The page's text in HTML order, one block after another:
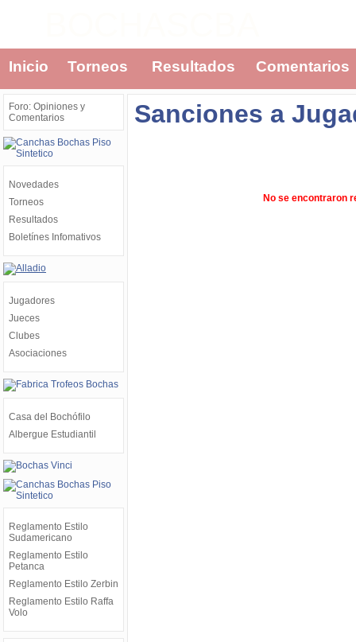
Inicio Torneos Resultados Comentarios
Foro: Opiniones y
Comentarios
Novedades
Torneos
Resultados
Boletínes Infomativos
Jugadores
Jueces
Clubes
Asociaciones
Casa del Bochófilo
Albergue Estudiantil
Reglamento Estilo
Sudamericano
Reglamento Estilo
Petanca
Reglamento Estilo Zerbin
Reglamento Estilo Raffa
Volo
Sanciones a
No se encontraron